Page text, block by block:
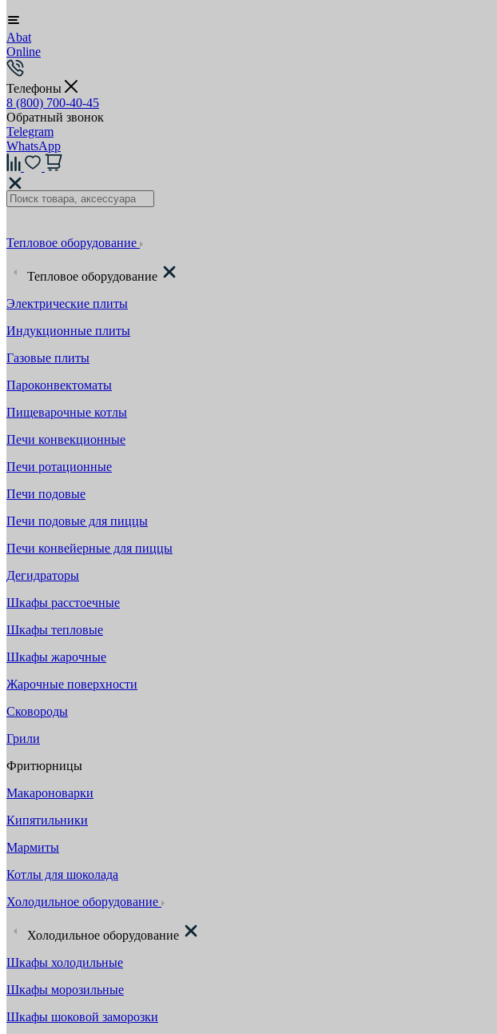
Abat
Online
Телефоны
8 (800) 700-40-45
Обратный звонок
Telegram
WhatsApp
Тепловое оборудование
Тепловое оборудование
Электрические плиты
Индукционные плиты
Газовые плиты
Пароконвектоматы
Пищеварочные котлы
Печи конвекционные
Печи ротационные
Печи подовые
Печи подовые для пиццы
Печи конвейерные для пиццы
Дегидраторы
Шкафы расстоечные
Шкафы тепловые
Шкафы жарочные
Жарочные поверхности
Сковороды
Грили
Фритюрницы
Макароноварки
Кипятильники
Мармиты
Котлы для шоколада
Холодильное оборудование
Холодильное оборудование
Шкафы холодильные
Шкафы морозильные
Шкафы шоковой заморозки